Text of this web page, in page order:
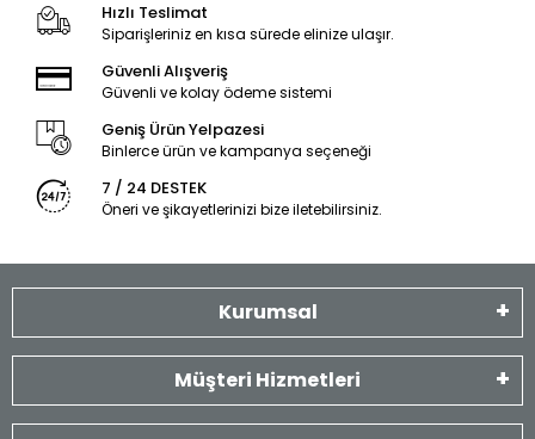
Hızlı Teslimat
Siparişleriniz en kısa sürede elinize ulaşır.
Güvenli Alışveriş
Güvenli ve kolay ödeme sistemi
Geniş Ürün Yelpazesi
Binlerce ürün ve kampanya seçeneği
7 / 24 DESTEK
Öneri ve şikayetlerinizi bize iletebilirsiniz.
Kurumsal
Müşteri Hizmetleri